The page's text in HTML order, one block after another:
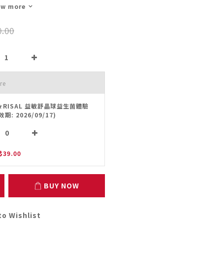
more
益敏舒晶球益生菌體驗
期: 2026/09/17)
BUY NOW
Wishlist